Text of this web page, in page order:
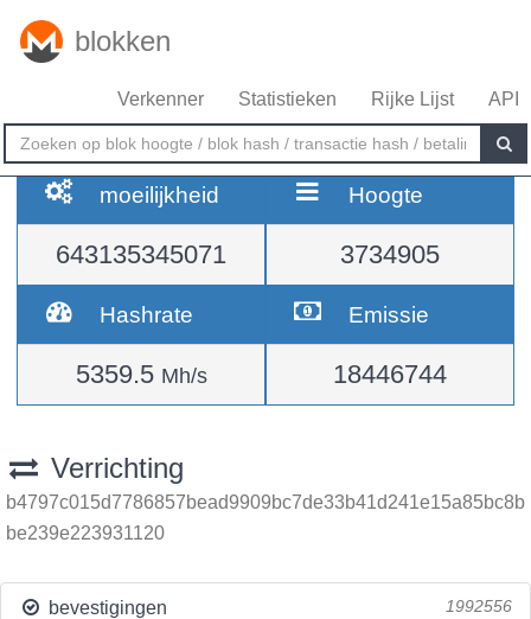
blokken
Verkenner Statistieken Rijke Lijst API
moeilijkheid
643135345071
Hoogte
3734905
Hashrate
5359.5 Mh/s
Emissie
18446744
Verrichting
b4797c015d7786857bead9909bc7de33b41d241e15a85bc8b
be239e223931120
bevestigingen 1992556